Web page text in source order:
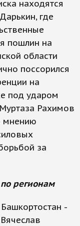
находятся
где
пошлин на
области
поссорился
на
под ударом
Рахимов
мнению
за
регионам
-